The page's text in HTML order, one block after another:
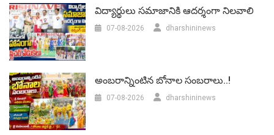
విద్యార్థులు సమాజానికి ఆదర్శంగా నిలవాలి
07-08-2026 dharshininews
అంబరాన్నింటిన బోనాల సంబరాలు..!
07-08-2026 dharshininews